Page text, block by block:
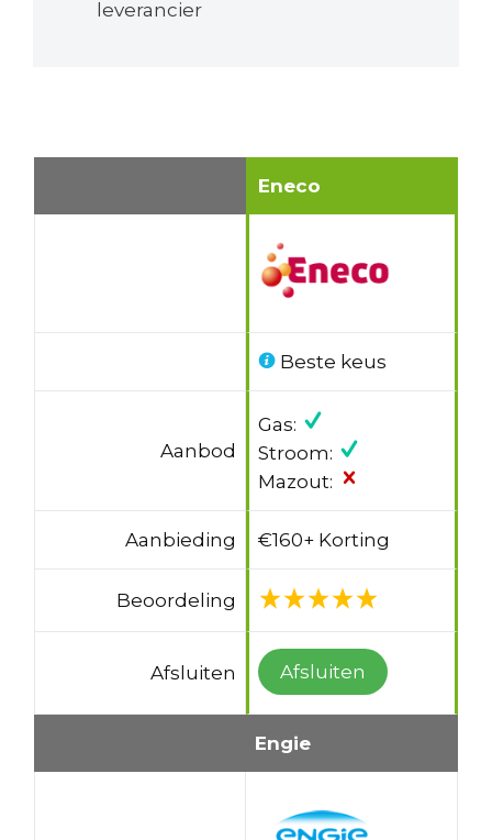
leverancier
Eneco
Beste keus
Aanbod
Gas:
Stroom:
Mazout:
Aanbieding €160+ Korting
Beoordeling
Afsluiten Afsluiten
Engie